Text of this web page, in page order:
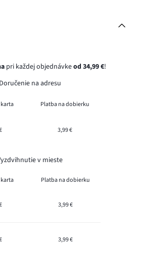
pri každej objednávkeod 34,99 €!
Doručenie na adresu
Platba na dobierku
3,99 €
v mieste
Platba na dobierku
3,99 €
3,99 €